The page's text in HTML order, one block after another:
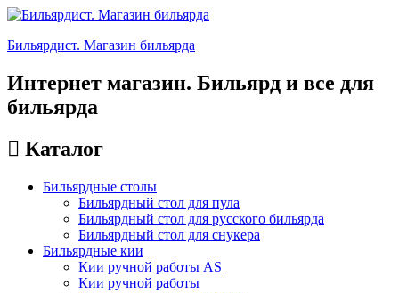
Бильярдист. Магазин бильярда
Интернет магазин. Бильярд и все для
бильярда
Каталог
Бильярдные столы
Бильярдный стол для пула
Бильярдный стол для русского бильярда
Бильярдный стол для снукера
Бильярдные кии
Кии ручной работы AS
Кии ручной работы